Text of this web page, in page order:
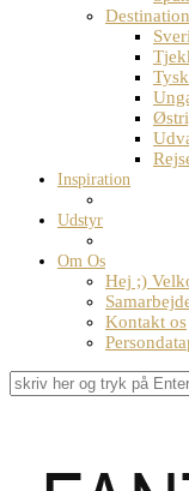
Inspiration
Udstyr
Om Os
Hej ;)
Kontakt os